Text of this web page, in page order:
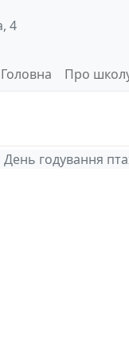
4
Головна Про
День годування